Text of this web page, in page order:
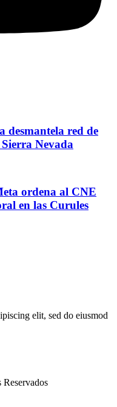
desmantela red de
Nevada
ordena al CNE
en las Curules
elit, sed do eiusmod